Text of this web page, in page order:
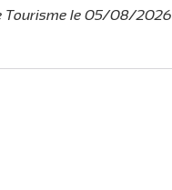
Tourisme le 05/08/2026